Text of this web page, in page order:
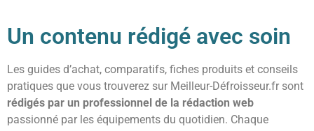
Un contenu rédigé avec soin
Les guides d’achat, comparatifs, fiches produits et conseils
pratiques que vous trouverez sur Meilleur-Défroisseur.fr sont
rédigés par un professionnel de la rédaction web
passionné par les équipements du quotidien. Chaque